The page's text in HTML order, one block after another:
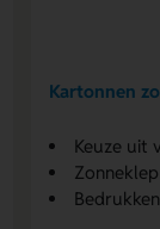
Kartonnen
Keuze uit